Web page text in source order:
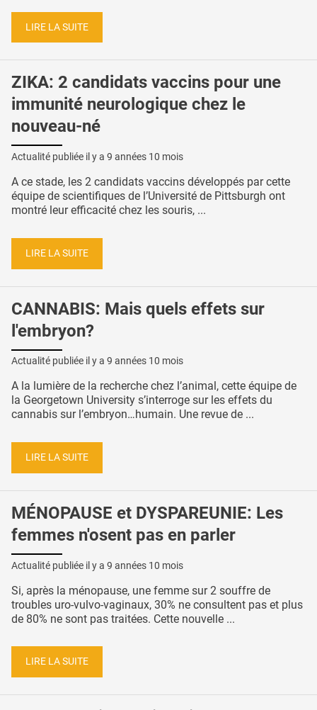
LIRE LA SUITE
ZIKA: 2 candidats vaccins pour une
immunité neurologique chez le
nouveau-né
Actualité publiée il y a 9 années 10 mois
A ce stade, les 2 candidats vaccins développés par cette
équipe de scientifiques de l’Université de Pittsburgh ont
montré leur efficacité chez les souris, ...
LIRE LA SUITE
CANNABIS: Mais quels effets sur
l'embryon?
Actualité publiée il y a 9 années 10 mois
A la lumière de la recherche chez l’animal, cette équipe de
la Georgetown University s’interroge sur les effets du
cannabis sur l’embryon…humain. Une revue de ...
LIRE LA SUITE
MÉNOPAUSE et DYSPAREUNIE: Les
femmes n'osent pas en parler
Actualité publiée il y a 9 années 10 mois
Si, après la ménopause, une femme sur 2 souffre de
troubles uro-vulvo-vaginaux, 30% ne consultent pas et plus
de 80% ne sont pas traitées. Cette nouvelle ...
LIRE LA SUITE